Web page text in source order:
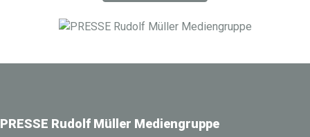
PRESSE Rudolf Müller Mediengruppe